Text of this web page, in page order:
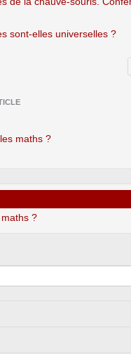
sont-elles universelles ?
maths ?
?